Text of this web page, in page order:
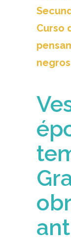
Curso
negros